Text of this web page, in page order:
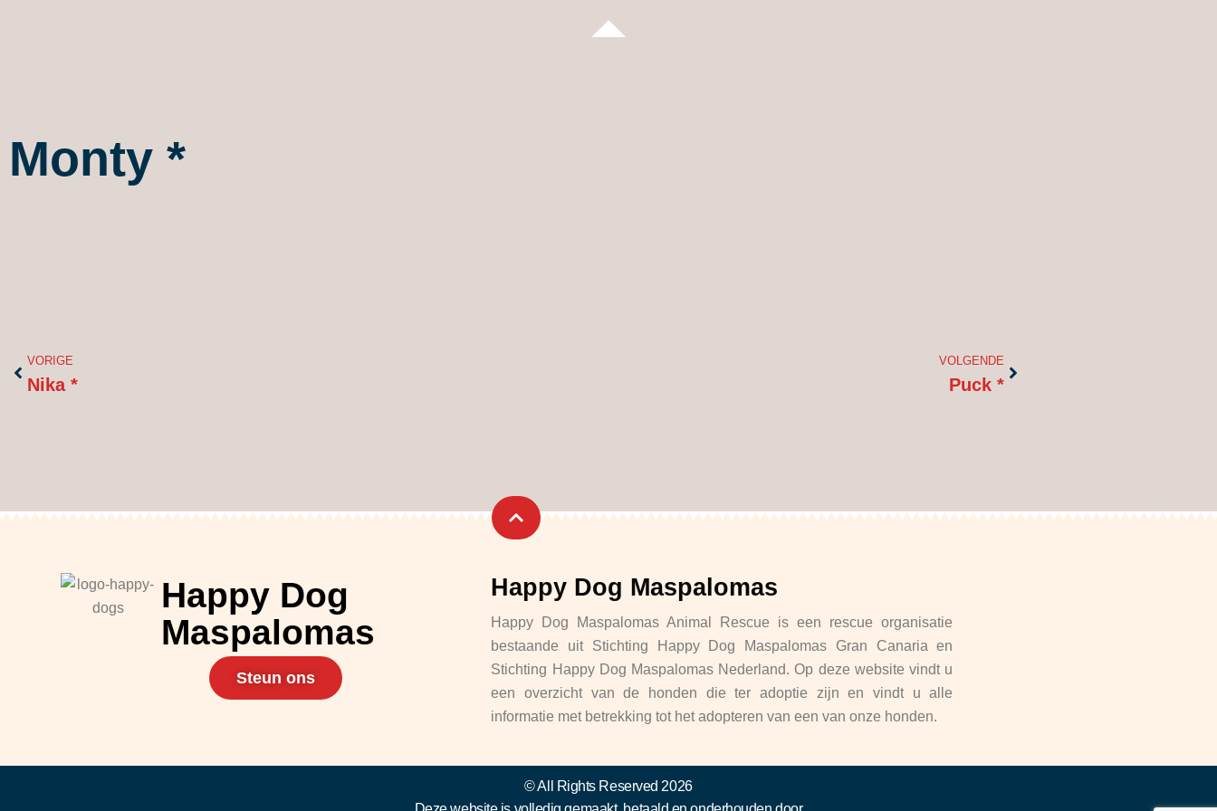
Monty *
Vorige
VORIGE
Nika *
VOLGENDE
Puck *
Happy Dog
Maspalomas
Steun ons
Happy Dog Maspalomas
Happy Dog Maspalomas Animal Rescue is een rescue organisatie
bestaande uit Stichting Happy Dog Maspalomas Gran Canaria en
Stichting Happy Dog Maspalomas Nederland. Op deze website vindt u
een overzicht van de honden die ter adoptie zijn en vindt u alle
informatie met betrekking tot het adopteren van een van onze honden.
© All Rights Reserved 2026